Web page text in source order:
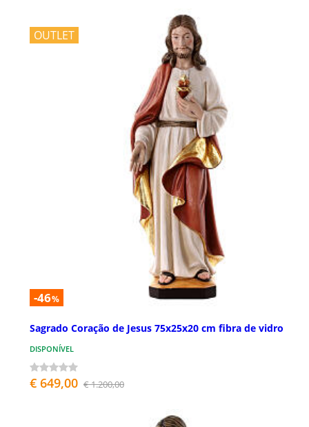
OUTLET
-46%
Sagrado Coração de Jesus 75x25x20 cm fibra de vidro
DISPONÍVEL
€ 649,00 € 1.200,00